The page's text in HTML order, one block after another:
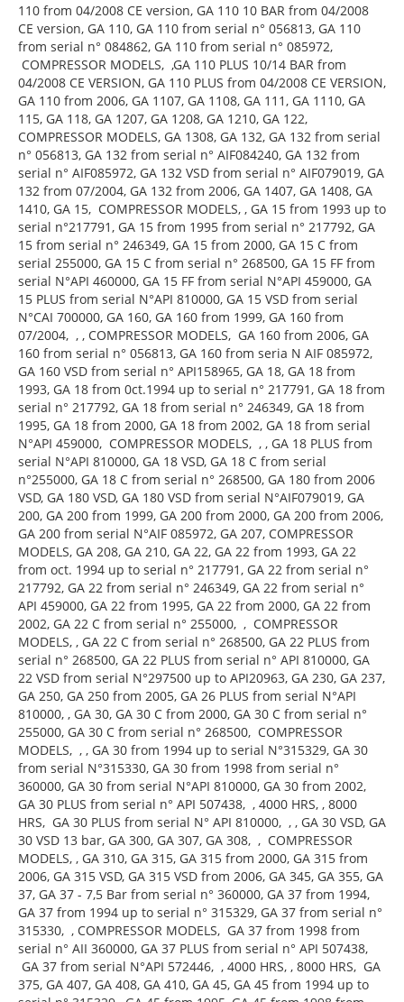
110 from 04/2008 CE version, GA 110 10 BAR from 04/2008
CE version, GA 110, GA 110 from serial n° 056813, GA 110
from serial n° 084862, GA 110 from serial n° 085972,
COMPRESSOR MODELS, ,GA 110 PLUS 10/14 BAR from
04/2008 CE VERSION, GA 110 PLUS from 04/2008 CE VERSION,
GA 110 from 2006, GA 1107, GA 1108, GA 111, GA 1110, GA
115, GA 118, GA 1207, GA 1208, GA 1210, GA 122,
COMPRESSOR MODELS, GA 1308, GA 132, GA 132 from serial
n° 056813, GA 132 from serial n° AIF084240, GA 132 from
serial n° AIF085972, GA 132 VSD from serial n° AIF079019, GA
132 from 07/2004, GA 132 from 2006, GA 1407, GA 1408, GA
1410, GA 15, COMPRESSOR MODELS, , GA 15 from 1993 up to
serial n°217791, GA 15 from 1995 from serial n° 217792, GA
15 from serial n° 246349, GA 15 from 2000, GA 15 C from
serial 255000, GA 15 C from serial n° 268500, GA 15 FF from
serial N°API 460000, GA 15 FF from serial N°API 459000, GA
15 PLUS from serial N°API 810000, GA 15 VSD from serial
N°CAI 700000, GA 160, GA 160 from 1999, GA 160 from
07/2004, , , COMPRESSOR MODELS, GA 160 from 2006, GA
160 from serial n° 056813, GA 160 from seria N AIF 085972,
GA 160 VSD from serial n° API158965, GA 18, GA 18 from
1993, GA 18 from 0ct.1994 up to serial n° 217791, GA 18 from
serial n° 217792, GA 18 from serial n° 246349, GA 18 from
1995, GA 18 from 2000, GA 18 from 2002, GA 18 from serial
N°API 459000, COMPRESSOR MODELS, , , GA 18 PLUS from
serial N°API 810000, GA 18 VSD, GA 18 C from serial
n°255000, GA 18 C from serial n° 268500, GA 180 from 2006
VSD, GA 180 VSD, GA 180 VSD from serial N°AIF079019, GA
200, GA 200 from 1999, GA 200 from 2000, GA 200 from 2006,
GA 200 from serial N°AIF 085972, GA 207, COMPRESSOR
MODELS, GA 208, GA 210, GA 22, GA 22 from 1993, GA 22
from oct. 1994 up to serial n° 217791, GA 22 from serial n°
217792, GA 22 from serial n° 246349, GA 22 from serial n°
API 459000, GA 22 from 1995, GA 22 from 2000, GA 22 from
2002, GA 22 C from serial n° 255000, , COMPRESSOR
MODELS, , GA 22 C from serial n° 268500, GA 22 PLUS from
serial n° 268500, GA 22 PLUS from serial n° API 810000, GA
22 VSD from serial N°297500 up to API20963, GA 230, GA 237,
GA 250, GA 250 from 2005, GA 26 PLUS from serial N°API
810000, , GA 30, GA 30 C from 2000, GA 30 C from serial n°
255000, GA 30 C from serial n° 268500, COMPRESSOR
MODELS, , , GA 30 from 1994 up to serial N°315329, GA 30
from serial N°315330, GA 30 from 1998 from serial n°
360000, GA 30 from serial N°API 810000, GA 30 from 2002,
GA 30 PLUS from serial n° API 507438, , 4000 HRS, , 8000
HRS, GA 30 PLUS from serial N° API 810000, , , GA 30 VSD, GA
30 VSD 13 bar, GA 300, GA 307, GA 308, , COMPRESSOR
MODELS, , GA 310, GA 315, GA 315 from 2000, GA 315 from
2006, GA 315 VSD, GA 315 VSD from 2006, GA 345, GA 355, GA
37, GA 37 - 7,5 Bar from serial n° 360000, GA 37 from 1994,
GA 37 from 1994 up to serial n° 315329, GA 37 from serial n°
315330, , COMPRESSOR MODELS, GA 37 from 1998 from
serial n° AII 360000, GA 37 PLUS from serial n° API 507438,
GA 37 from serial N°API 572446, , 4000 HRS, , 8000 HRS, GA
375, GA 407, GA 408, GA 410, GA 45, GA 45 from 1994 up to